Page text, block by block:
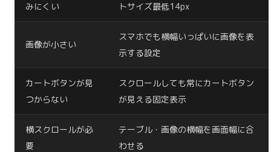
みにくい
トサイズ最低14px
画像が小さい
スマホでも横幅いっぱいに画像を表
示する設定
カートボタンが見
つからない
スクロールしても常にカートボタン
が見える固定表示
横スクロールが必
要
テーブル・画像の横幅を画面幅に合
わせる